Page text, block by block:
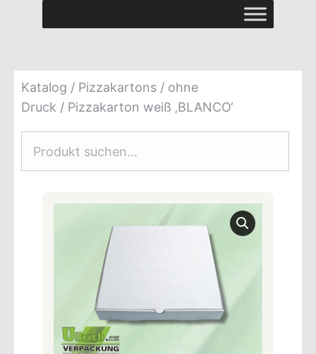
Katalog / Pizzakartons / ohne
Druck / Pizzakarton weiß ‚BLANCO‘